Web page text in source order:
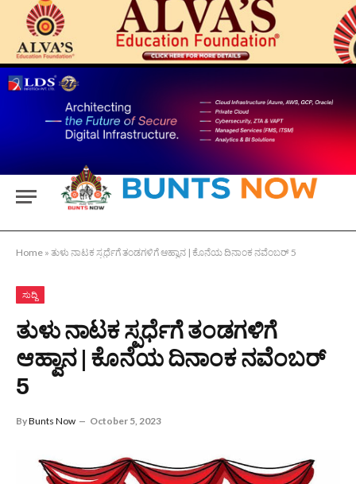
Home » ತುಳು ನಾಟಕ ಸ್ಪರ್ಧೆಗೆ ತಂಡಗಳಿಗೆ ಆಹ್ವಾನ | ಕೊನೆಯ ದಿನಾಂಕ ನವೆಂಬರ್ 5
ಸುದ್ದಿ
ತುಳು ನಾಟಕ ಸ್ಪರ್ಧೆಗೆ ತಂಡಗಳಿಗೆ
ಆಹ್ವಾನ | ಕೊನೆಯ ದಿನಾಂಕ ನವೆಂಬರ್
5
ByBunts Now October 5, 2023